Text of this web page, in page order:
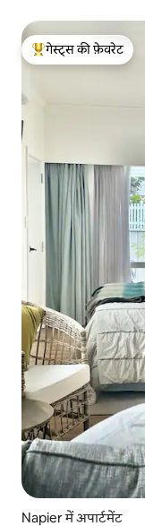
गेस्ट्स का टॉप फ़ेवरेट
गेस्ट्स की फ़ेवरेट
Napier में अपार्टमेंट